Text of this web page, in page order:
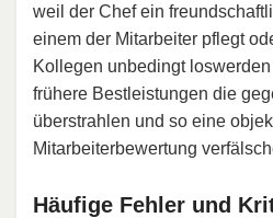
weil der Chef ein
einem der Mitarbeiter pflegt
Kollegen unbedingt
frühere Bestleistungen die
überstrahlen und so eine
Mitarbeiterbewertung
Häufige Fehler und